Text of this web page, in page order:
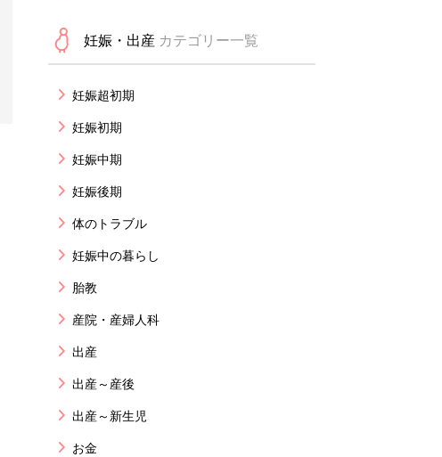
妊娠・出産 カテゴリー一覧
妊娠超初期
妊娠初期
妊娠中期
妊娠後期
体のトラブル
妊娠中の暮らし
胎教
産院・産婦人科
出産
出産～産後
出産～新生児
お金